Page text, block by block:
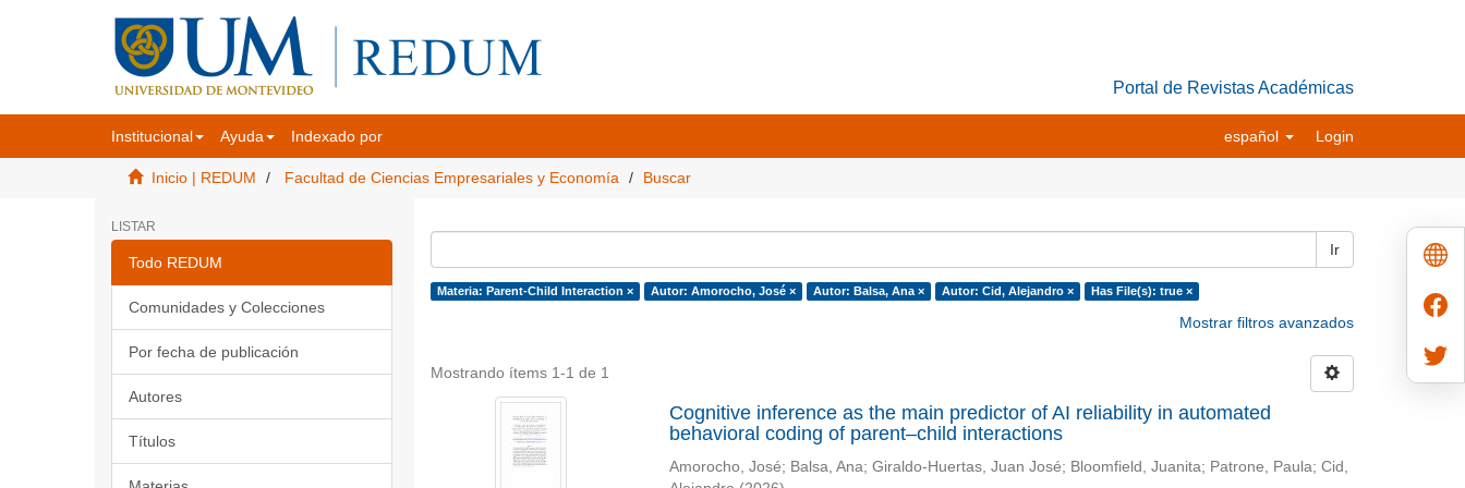
Portal de Revistas Académicas
Institucional Ayuda Indexado por español Login
Inicio | REDUM Facultad de Ciencias Empresariales y Economía Buscar
LISTAR
Todo REDUM
Comunidades y Colecciones
Por fecha de publicación
Autores
Títulos
Ir
Materia: Parent-Child Interaction × Autor: Amorocho, José × Autor: Balsa, Ana × Autor: Cid, Alejandro × Has File(s): true ×
Mostrar filtros avanzados
Mostrando ítems 1-1 de 1
Cognitive inference as the main predictor of AI reliability in automated
behavioral coding of parent–child interactions
Amorocho, José; Balsa, Ana; Giraldo-Huertas, Juan José; Bloomfield, Juanita; Patrone, Paula; Cid,